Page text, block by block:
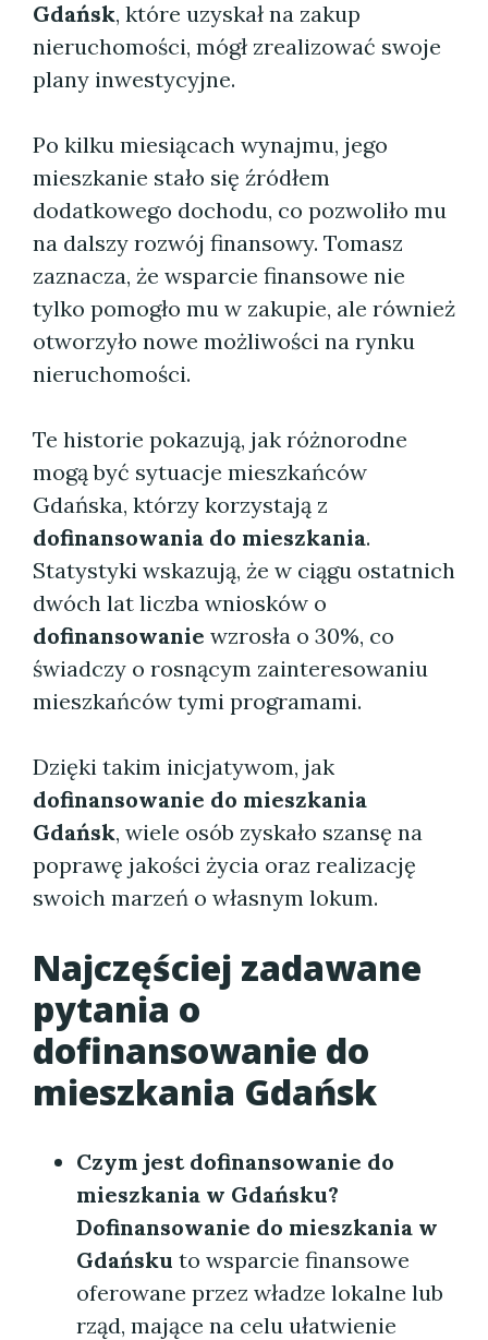
Gdańsk, które uzyskał na zakup
nieruchomości, mógł zrealizować swoje
plany inwestycyjne.
Po kilku miesiącach wynajmu, jego
mieszkanie stało się źródłem
dodatkowego dochodu, co pozwoliło mu
na dalszy rozwój finansowy. Tomasz
zaznacza, że wsparcie finansowe nie
tylko pomogło mu w zakupie, ale również
otworzyło nowe możliwości na rynku
nieruchomości.
Te historie pokazują, jak różnorodne
mogą być sytuacje mieszkańców
Gdańska, którzy korzystają z
dofinansowania do mieszkania.
Statystyki wskazują, że w ciągu ostatnich
dwóch lat liczba wniosków o
dofinansowanie wzrosła o 30%, co
świadczy o rosnącym zainteresowaniu
mieszkańców tymi programami.
Dzięki takim inicjatywom, jak
dofinansowanie do mieszkania
Gdańsk, wiele osób zyskało szansę na
poprawę jakości życia oraz realizację
swoich marzeń o własnym lokum.
Najczęściej zadawane
pytania o
dofinansowanie do
mieszkania Gdańsk
Czym jest dofinansowanie do
mieszkania w Gdańsku?
Dofinansowanie do mieszkania w
Gdańsku to wsparcie finansowe
oferowane przez władze lokalne lub
rząd, mające na celu ułatwienie